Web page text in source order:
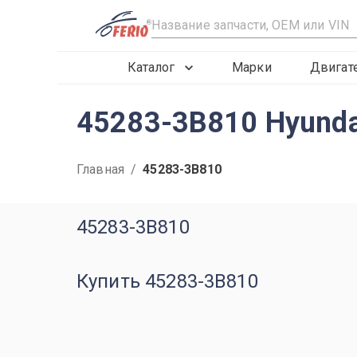
R
Каталог Марки
45283-3B810
Главная / 45283-3B810
45283-3B810
Купить 45283-3B810